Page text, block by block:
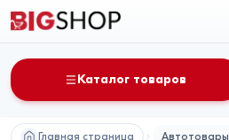
Каталог товаров
Главная страница Автотовары